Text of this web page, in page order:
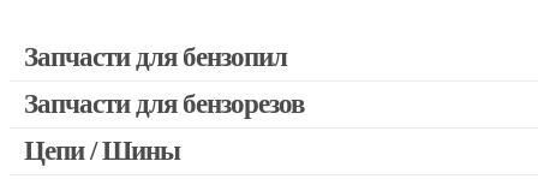
Запчасти для бензопил
Запчасти для бензопил Stihl
Запчасти для бензопил Husqvarna, Partner
Запчасти для бензорезов
Цепи / Шины